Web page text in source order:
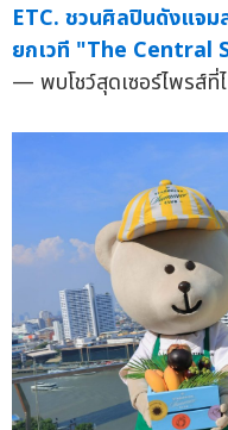
ETC. ชวนศิลปินดังแจ
ยกเวที "The Central
— พบโชว์สุดเซอร์ไพรส์ที่